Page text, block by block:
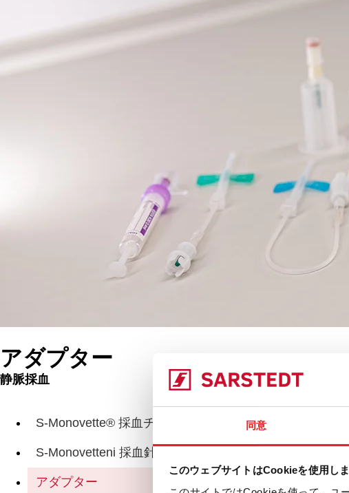
同意
このウェブサイトはCookieを使用し
アダプター
静脈採血
S-Monovette® 採血チューブ
S-Monovetteni 採血針
アダプター
製品